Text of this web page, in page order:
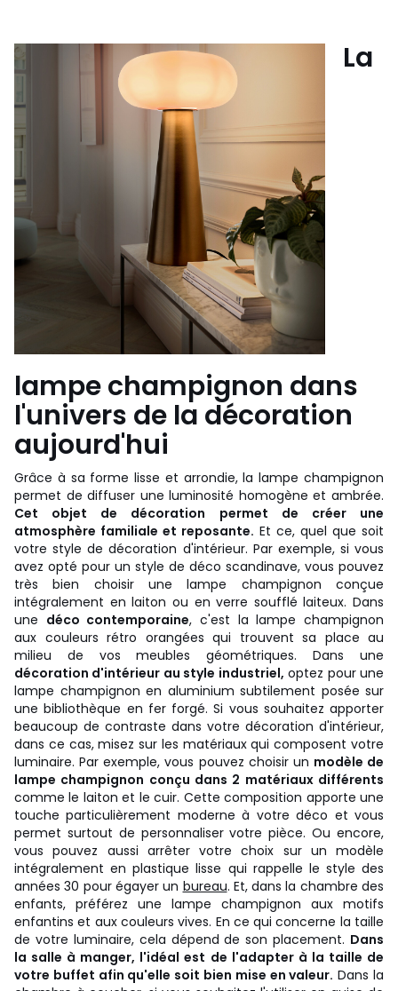
La
lampe champignon dans
l'univers de la décoration
aujourd'hui
Grâce à sa forme lisse et arrondie, la lampe champignon
permet de diffuser une luminosité homogène et ambrée.
Cet objet de décoration permet de créer une
atmosphère familiale et reposante. Et ce, quel que soit
votre style de décoration d'intérieur. Par exemple, si vous
avez opté pour un style de déco scandinave, vous pouvez
très bien choisir une lampe champignon conçue
intégralement en laiton ou en verre soufflé laiteux. Dans
une déco contemporaine, c'est la lampe champignon
aux couleurs rétro orangées qui trouvent sa place au
milieu de vos meubles géométriques. Dans une
décoration d'intérieur au style industriel, optez pour une
lampe champignon en aluminium subtilement posée sur
une bibliothèque en fer forgé. Si vous souhaitez apporter
beaucoup de contraste dans votre décoration d'intérieur,
dans ce cas, misez sur les matériaux qui composent votre
luminaire. Par exemple, vous pouvez choisir un modèle de
lampe champignon conçu dans 2 matériaux différents
comme le laiton et le cuir. Cette composition apporte une
touche particulièrement moderne à votre déco et vous
permet surtout de personnaliser votre pièce. Ou encore,
vous pouvez aussi arrêter votre choix sur un modèle
intégralement en plastique lisse qui rappelle le style des
années 30 pour égayer un bureau. Et, dans la chambre des
enfants, préférez une lampe champignon aux motifs
enfantins et aux couleurs vives. En ce qui concerne la taille
de votre luminaire, cela dépend de son placement. Dans
la salle à manger, l'idéal est de l'adapter à la taille de
votre buffet afin qu'elle soit bien mise en valeur. Dans la